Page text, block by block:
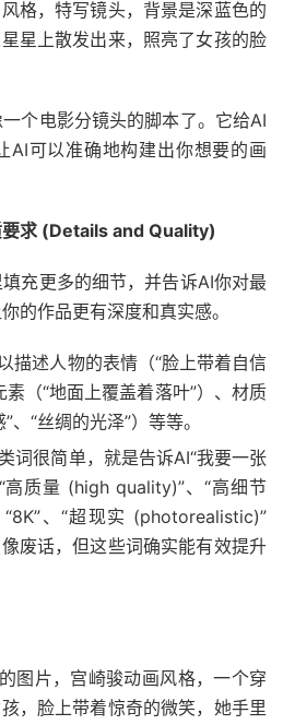
格，特写镜头，背景是深蓝色的
星上散发出来，照亮了女孩的脸
个电影分镜头的脚本了。它给AI
AI可以准确地构建出你想要的画
要求 (Details and Quality)
充更多的细节，并告诉AI你对最
的作品更有深度和真实感。
描述人物的表情（“脸上带着自信
素（“地面上覆盖着落叶”）、材质
、“丝绸的光泽”）等等。
词很简单，就是告诉AI“我要一张
高质量 (high quality)”、“高细节
、“超现实 (photorealistic)”
废话，但这些词确实能有效提升
图片，宫崎骏动画风格，一个穿
，脸上带着惊奇的微笑，她手里